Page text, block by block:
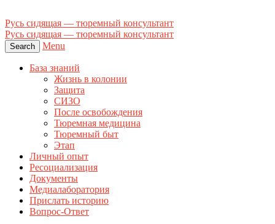
Русь сидящая — тюремный консультант
Русь сидящая — тюремный консультант
Search Menu
База знаний
Жизнь в колонии
Защита
СИЗО
После освобождения
Тюремная медицина
Тюремный быт
Этап
Личный опыт
Ресоциализация
Документы
Медиалаборатория
Прислать историю
Вопрос-Ответ